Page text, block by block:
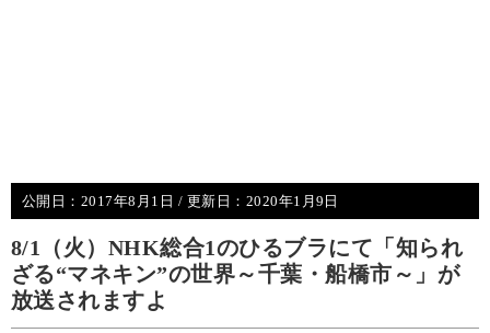
公開日： 2017年8月1日 / 更新日： 2020年1月9日
8/1（火）NHK総合1のひるブラにて「知られ
ざる“マネキン”の世界～千葉・船橋市～」が
放送されますよ